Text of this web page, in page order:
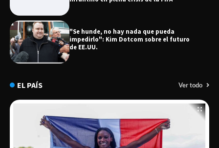
"Se hunde, no hay nada que pueda
impedirlo": Kim Dotcom sobre el futuro
de EE.UU.
EL PAÍS Ver todo